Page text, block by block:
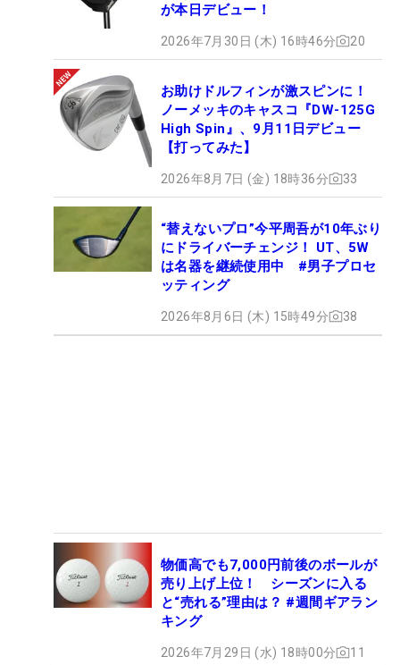
が本日デビュー！
2026年7月30日 (木) 16時46分 20
お助けドルフィンが激スピンに！
ノーメッキのキャスコ『DW-125G
High Spin』、9月11日デビュー
【打ってみた】
2026年8月7日 (金) 18時36分 33
“替えないプロ”今平周吾が10年ぶり
にドライバーチェンジ！ UT、5W
は名器を継続使用中 #男子プロセ
ッティング
2026年8月6日 (木) 15時49分 38
物価高でも7,000円前後のボールが
売り上げ上位！ シーズンに入る
と“売れる”理由は？ #週間ギアラン
キング
2026年7月29日 (水) 18時00分 11